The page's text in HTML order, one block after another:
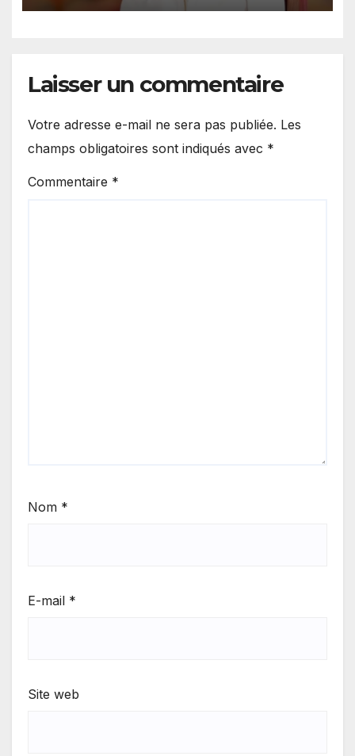
légalité »
Laisser un commentaire
Votre adresse e-mail ne sera pas publiée. Les
champs obligatoires sont indiqués avec *
Commentaire *
Nom *
E-mail *
Site web